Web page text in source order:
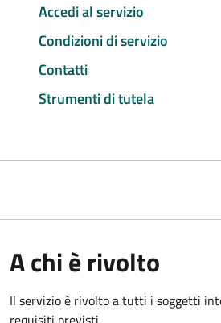
Accedi al servizio
Condizioni di servizio
Contatti
Strumenti di tutela
A chi è rivolto
Il servizio è rivolto a tutti i soggetti